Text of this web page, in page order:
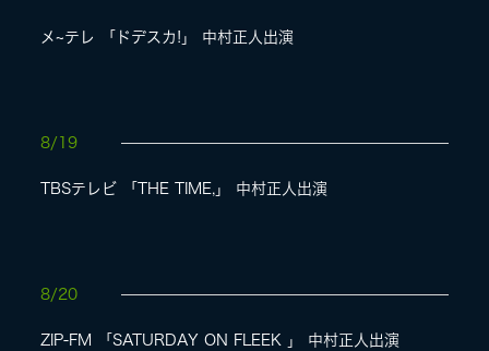
メ~テレ 「ドデスカ!」 中村正人出演
8/19
TBSテレビ 「THE TIME,」 中村正人出演
8/20
ZIP-FM 「SATURDAY ON FLEEK 」 中村正人出演